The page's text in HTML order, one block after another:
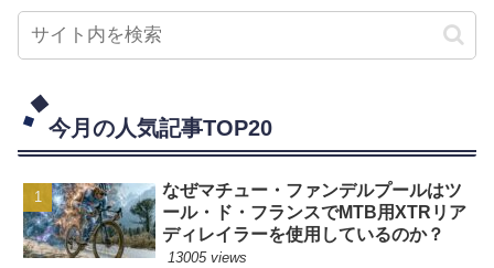
今月の人気記事TOP20
なぜマチュー・ファンデルプールはツ
ール・ド・フランスでMTB用XTRリア
ディレイラーを使用しているのか？
13005 views